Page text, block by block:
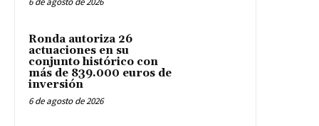
Ronda autoriza 26
actuaciones en su
conjunto histórico con
más de 839.000 euros de
inversión
6 de agosto de 2026